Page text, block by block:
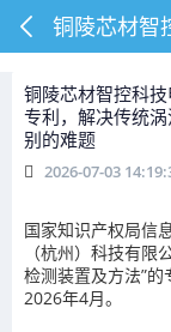
铜陵芯材智控科
专利，解决传统
别的难题
2026-07-03
国家知识产权局信
（杭州）科技有限
检测装置及方法”
2026年4月。